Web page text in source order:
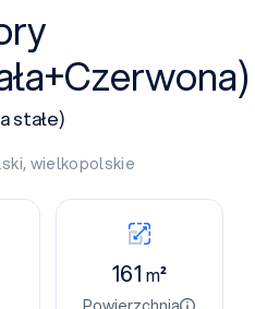
stałe)
, wielkopolskie
161m²